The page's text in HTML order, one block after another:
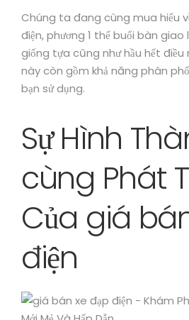
Chúng ta đang cùng mua hiểu
điện, phương 1 thể buổi bàn
giống tựa cũng như hầu hết điều
này còn gồm khả năng phân
bạn sử dụng.
Sự Hình
cùng Phát
Của giá
điện